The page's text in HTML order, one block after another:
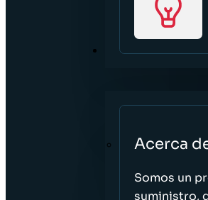
ACERCA DE
Acerca
Somos un
suministro,